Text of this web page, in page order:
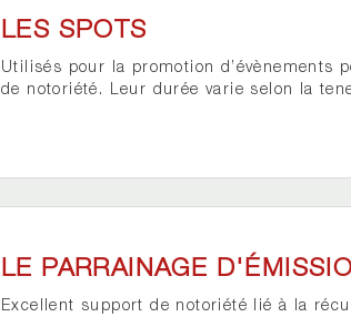
LES SPOTS
Utilisés pour la promotion d’évènements
de notoriété. Leur durée varie selon la
LE PARRAINAGE
Excellent support de notoriété lié à la